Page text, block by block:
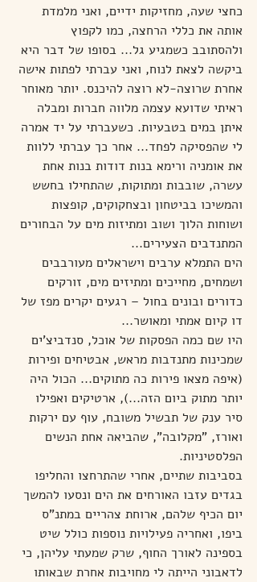
כחצי שעה, מחזיקות ידיים, ואני מלמדת
אותה את כללי הרחצה, כמו לקפוץ
ולהסתובב כשמגיע גל... בסופו של דבר היא
ביקשה לצאת לנוח, ואני עברתי לפתות אישה
אחרת שרוצה-לא רוצה להיכנס. יותר מאוחר
ראיתי שדועא עצמה מלווה חברות ומבלה
איתן במים בטבעיות. כשעברתי על יד אמרה
לי שהפסיקה לפחד... אחר כך עברתי ללוות
את אומניה ורימא בנות דודות בנות אחת
עשרה, שובבות ומתוקות, שהתחילו בחשש
והמשיכו בביטחון ובצחקוקים, קופצות
ושוחות הלוך ושוב ומתיזות מים על הבחורים
המתנדבים הצעירים...
הים התמלא ערבים וישראלים מעורבבים
ושמחים, מחייכים ומתיזים מים, זורקים
כדורים ובונים בחול – רגעים יקרים מפז של
דו קיום אמתי ומאושר...
היו שם כמה הפסקות של אוכל, סנדביצ'ים
שמכינות מתנדבות מראש, אבטיחים ופירות
(איפה מצאו פירות כה מתוקים... הכול היה
יותר מתוק ביום הזה...), ארטיקים ואפילו
סיר ענק של תבשיל משובח, עוף עם ירקות
ואורז, "מקלובה", שהביאה אחת הנשים
הפלסטיניות.
בסביבות שתיים, אחרי שהתרחצו והחליפו
בגדים עזבו האורחים את הים ונסעו להמשך
יום הכיף שלהם, ארוחת צהריים במתנ"ס
ביפו, ואחריה פעילויות נוספות כולל שיט
בספינה לאורך החוף, שרק שמעתי עליהן, כי
לדאבוני הייתה לי מחויבות אחרת שבאותו